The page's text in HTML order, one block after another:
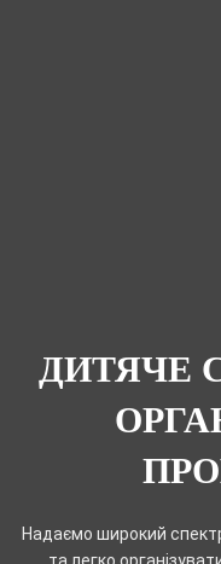
ДИТЯЧЕ
Надаємо широкий
та легко